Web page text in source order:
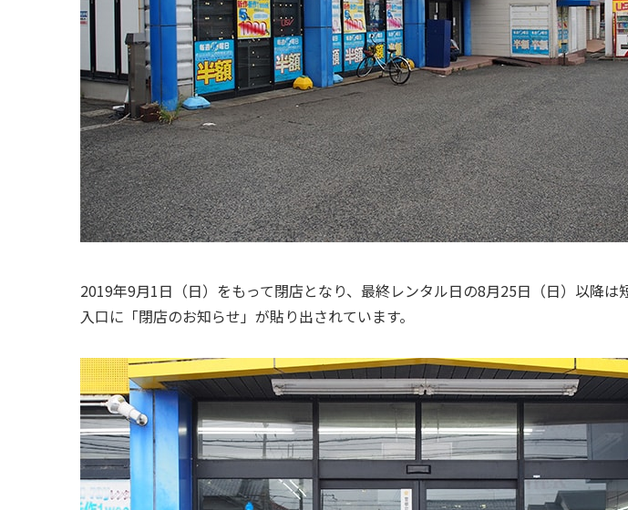
2019年9月1日（日）をもって閉店となり、最終レンタル日の8月25日（日）以降は
入口に「閉店のお知らせ」が貼り出されています。